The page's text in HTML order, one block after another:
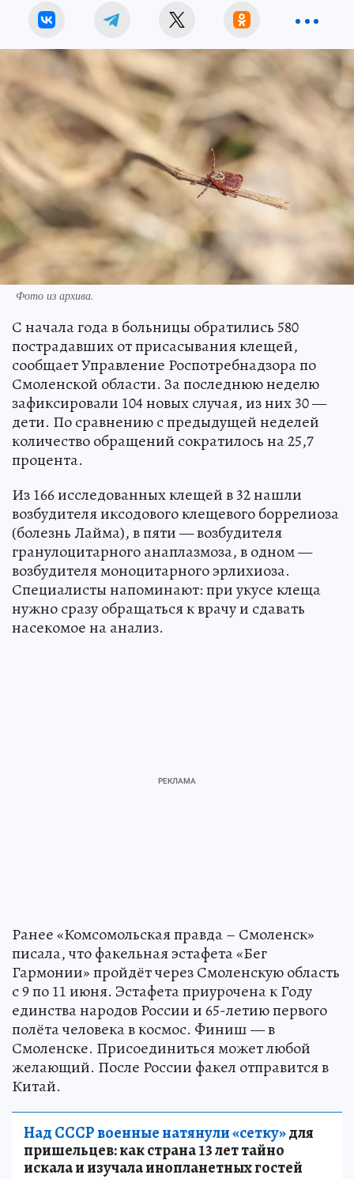
Фото из архива.
С начала года в больницы обратились 580
пострадавших от присасывания клещей,
сообщает Управление Роспотребнадзора по
Смоленской области. За последнюю неделю
зафиксировали 104 новых случая, из них 30 —
дети. По сравнению с предыдущей неделей
количество обращений сократилось на 25,7
процента.
Из 166 исследованных клещей в 32 нашли
возбудителя иксодового клещевого боррелиоза
(болезнь Лайма), в пяти — возбудителя
гранулоцитарного анаплазмоза, в одном —
возбудителя моноцитарного эрлихиоза.
Специалисты напоминают: при укусе клеща
нужно сразу обращаться к врачу и сдавать
насекомое на анализ.
Ранее «Комсомольская правда – Смоленск»
писала, что факельная эстафета «Бег
Гармонии» пройдёт через Смоленскую область
с 9 по 11 июня. Эстафета приурочена к Году
единства народов России и 65-летию первого
полёта человека в космос. Финиш — в
Смоленске. Присоединиться может любой
желающий. После России факел отправится в
Китай.
Над СССР военные натянули «сетку»для
пришельцев: как страна 13 лет тайно
искала и изучала инопланетных гостей